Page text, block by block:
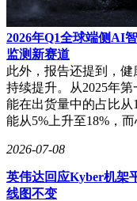
2026年Q1全球端侧AI
监测新赛道
此外，报告还提到，
持续提升。从2025年
能在出货量中的占比从
能从5%上升至18%，
2026-07-08
英伟达回应Kyber机架
线图不变